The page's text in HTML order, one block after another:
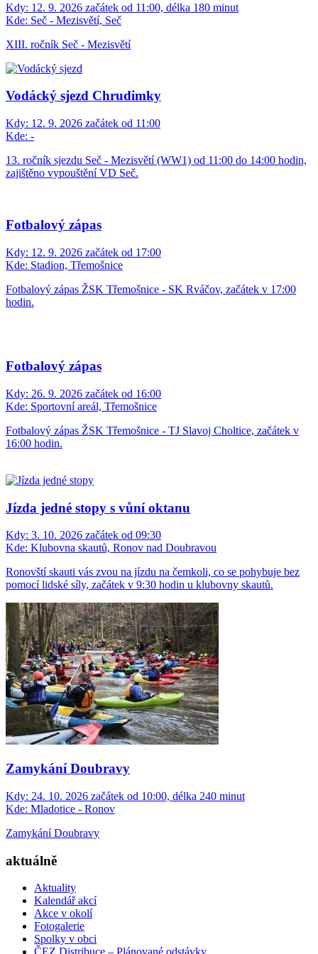
Kdy: 12. 9. 2026 začátek od 11:00, délka 180 minut
Kde: Seč - Mezisvětí, Seč
XIII. ročník Seč - Mezisvětí
Vodácký sjezd Chrudimky
Kdy: 12. 9. 2026 začátek od 11:00
Kde: -
13. ročník sjezdu Seč - Mezisvětí (WW1) od 11:00 do 14:00 hodin,
zajištěno vypouštění VD Seč.
Fotbalový zápas
Kdy: 12. 9. 2026 začátek od 17:00
Kde: Stadion, Třemošnice
Fotbalový zápas ŽSK Třemošnice - SK Rváčov, začátek v 17:00
hodin.
Fotbalový zápas
Kdy: 26. 9. 2026 začátek od 16:00
Kde: Sportovní areál, Třemošnice
Fotbalový zápas ŽSK Třemošnice - TJ Slavoj Choltice, začátek v
16:00 hodin.
Jízda jedné stopy s vůní oktanu
Kdy: 3. 10. 2026 začátek od 09:30
Kde: Klubovna skautů, Ronov nad Doubravou
Ronovští skauti vás zvou na jízdu na čemkoli, co se pohybuje bez
pomocí lidské síly, začátek v 9:30 hodin u klubovny skautů.
Zamykání Doubravy
Kdy: 24. 10. 2026 začátek od 10:00, délka 240 minut
Kde: Mladotice - Ronov
Zamykání Doubravy
aktuálně
Aktuality
Kalendář akcí
Akce v okolí
Fotogalerie
Spolky v obci